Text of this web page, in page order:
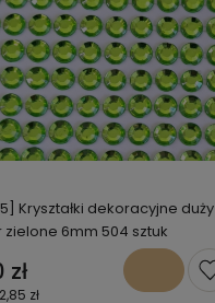
Kryształki dekoracyjne duży
zielone 6mm 504 sztuk
2,85 zł